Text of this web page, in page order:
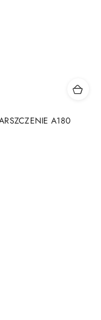
A180